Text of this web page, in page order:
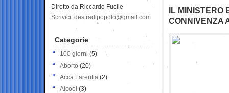
IL MINISTERO
CONNIVENZA
Diretto da Riccardo Fucile
Scrivici: destradipopolo@gmail.com
Categorie
100 giorni (5)
Aborto (20)
Acca Larentia (2)
Alcool (3)